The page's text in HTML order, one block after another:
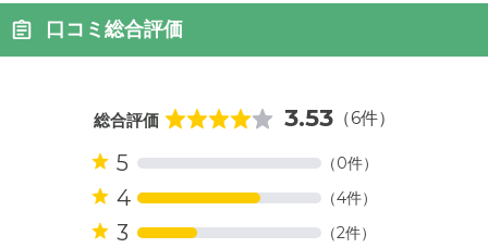
口コミ総合評価
総合評価 3.53（6件）
5 （0件）
4 （4件）
3 （2件）